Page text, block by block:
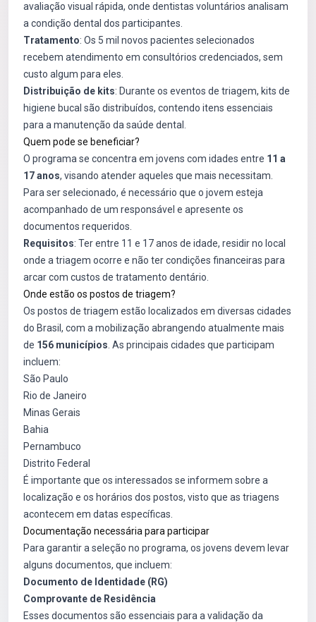
avaliação visual rápida, onde dentistas voluntários analisam
a condição dental dos participantes.
Tratamento: Os 5 mil novos pacientes selecionados
recebem atendimento em consultórios credenciados, sem
custo algum para eles.
Distribuição de kits: Durante os eventos de triagem, kits de
higiene bucal são distribuídos, contendo itens essenciais
para a manutenção da saúde dental.
Quem pode se beneficiar?
O programa se concentra em jovens com idades entre 11 a
17 anos, visando atender aqueles que mais necessitam.
Para ser selecionado, é necessário que o jovem esteja
acompanhado de um responsável e apresente os
documentos requeridos.
Requisitos: Ter entre 11 e 17 anos de idade, residir no local
onde a triagem ocorre e não ter condições financeiras para
arcar com custos de tratamento dentário.
Onde estão os postos de triagem?
Os postos de triagem estão localizados em diversas cidades
do Brasil, com a mobilização abrangendo atualmente mais
de 156 municípios . As principais cidades que participam
incluem:
São Paulo
Rio de Janeiro
Minas Gerais
Bahia
Pernambuco
Distrito Federal
É importante que os interessados se informem sobre a
localização e os horários dos postos, visto que as triagens
acontecem em datas específicas.
Documentação necessária para participar
Para garantir a seleção no programa, os jovens devem levar
alguns documentos, que incluem:
Documento de Identidade (RG)
Comprovante de Residência
Esses documentos são essenciais para a validação da